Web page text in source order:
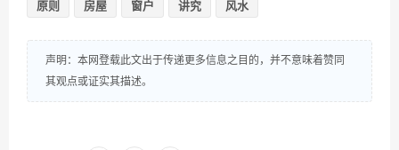
原则 房屋 窗户 讲究 风水
声明：本网登载此文出于传递更多信息之目的，并不意味着赞同
其观点或证实其描述。